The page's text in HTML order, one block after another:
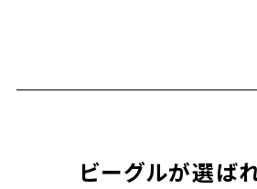
ビーグルが選ば